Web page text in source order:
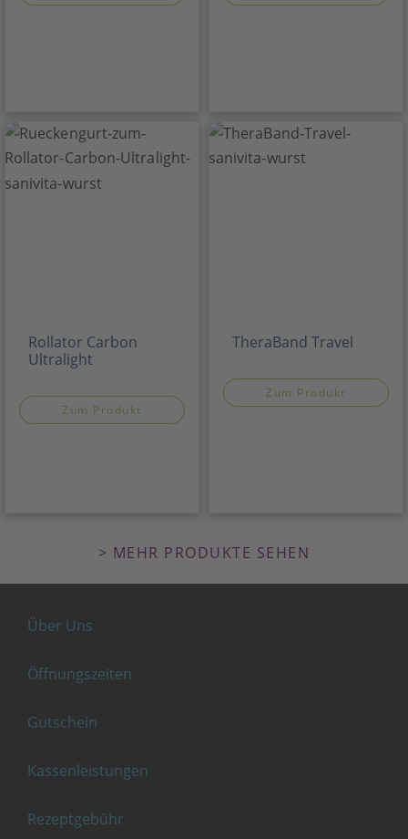
Rollator Carbon
Ultralight
Zum Produkt
TheraBand Travel
Zum Produkt
> MEHR PRODUKTE SEHEN
Über Uns
Öffnungszeiten
Gutschein
Kassenleistungen
Rezeptgebühr